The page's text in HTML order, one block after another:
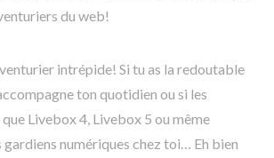
du web!
intrépide! Si tu as la redoutable
ton quotidien ou si les
Livebox 4, Livebox 5 ou même
gardiens numériques chez toi… Eh bien